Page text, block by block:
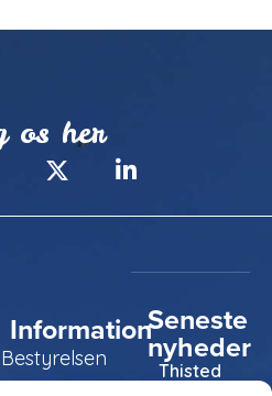
os her
Information
Bestyrelsen
Seneste
nyheder
Thisted